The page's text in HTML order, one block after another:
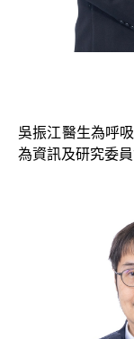
吳振江醫生為呼
為資訊及研究委